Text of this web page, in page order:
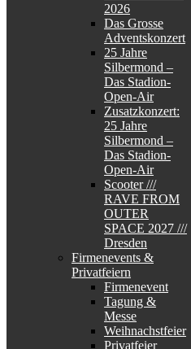
2026
Das Grosse
Adventskonzert
25 Jahre
Silbermond –
Das Stadion-
Open-Air
Zusatzkonzert:
25 Jahre
Silbermond –
Das Stadion-
Open-Air
Scooter ///
RAVE FROM
OUTER
SPACE 2027 ///
Dresden
Firmenevents &
Privatfeiern
Firmenevent
Tagung &
Messe
Weihnachstfeier
Privatfeier